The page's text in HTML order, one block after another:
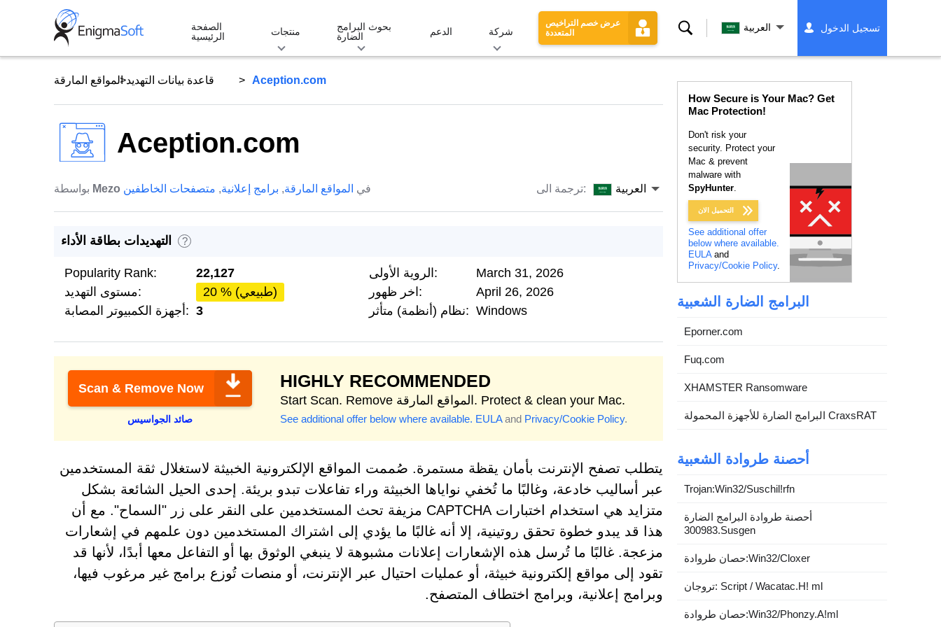
الصفحة
الرئيسية
منتجات
بحوث البرامج
الضارة
الدعم شركة
عرض خصم التراخيص
المتعددة
بحث العربية تسجيل الدخول
قاعدة بيانات التهديد المواقع المارقة Aception.com
Aception.com
Mezo في المواقع المارقة, برامج إعلانية, متصفحات الخاطفين ترجمة الى: العربية
التهديدات بطاقة الأداء ?
Popularity Rank:
22,127
مستوى التهديد:
20 % (طبيعي)
أجهزة الكمبيوتر المصابة: 3
الروية الأولى:
March 31, 2026
اخر ظهور:
April 26, 2026
نظام (أنظمة) متأثر: Windows
Scan & Remove Now
صائد الجواسيس
HIGHLY RECOMMENDED
Start Scan. Remove المواقع المارقة. Protect & clean your Mac.
See additional offer below where available. EULAand Privacy/Cookie Policy.
يتطلب تصفح الإنترنت بأمان يقظة مستمرة. صُممت المواقع الإلكترونية الخبيثة لاستغلال ثقة المستخدمين
عبر أساليب خادعة، وغالبًا ما تُخفي نواياها الخبيثة وراء تفاعلات تبدو بريئة. إحدى الحيل الشائعة بشكل
متزايد هي استخدام اختبارات CAPTCHA مزيفة تحث المستخدمين على النقر على زر "السماح". مع أن
هذا قد يبدو خطوة تحقق روتينية، إلا أنه غالبًا ما يؤدي إلى اشتراك المستخدمين دون علمهم في إشعارات
مزعجة. غالبًا ما تُرسل هذه الإشعارات إعلانات مشبوهة لا ينبغي الوثوق بها أو التفاعل معها أبدًا، لأنها قد
تقود إلى مواقع إلكترونية خبيثة، أو عمليات احتيال عبر الإنترنت، أو منصات تُوزع برامج غير مرغوب فيها،
وبرامج إعلانية، وبرامج اختطاف المتصفح.
How Secure is Your Mac? Get
Mac Protection!
Don't risk your
security. Protect your
Mac & prevent
malware with
SpyHunter.
التحميل الان
See additional offer
below where available.
EULAand
Privacy/Cookie Policy.
البرامج الضارة الشعبية
Eporner.com
Fuq.com
XHAMSTER Ransomware
البرامج الضارة للأجهزة المحمولة CraxsRAT
أحصنة طروادة الشعبية
Trojan:Win32/Suschil!rfn
أحصنة طروادة البرامج الضارة
300983.Susgen
حصان طروادة:Win32/Cloxer
تروجان: Script / Wacatac.H! ml
حصان طروادة:Win32/Phonzy.A!ml